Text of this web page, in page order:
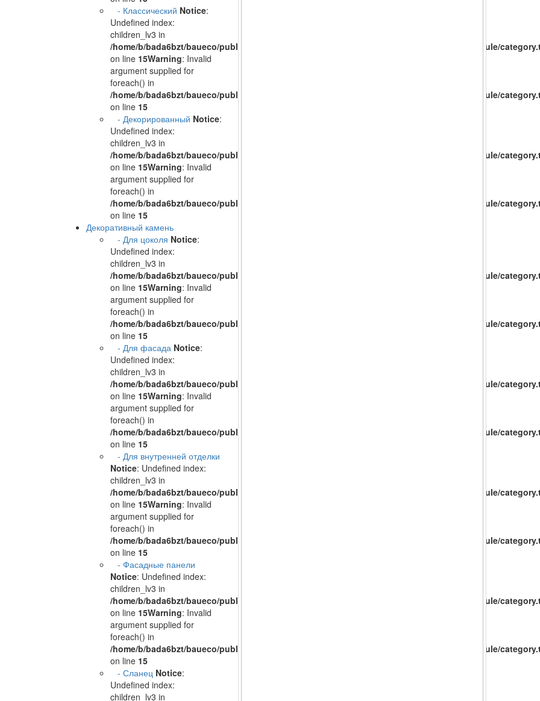
- Классический Notice:
Undefined index:
children_lv3 in
/home/b/bada6bzt/baueco/public_html/catalog/view/theme/baueco/template/extension/module/
on line 15Warning: Invalid
argument supplied for
foreach() in
/home/b/bada6bzt/baueco/public_html/catalog/view/theme/baueco/template/extension/module/
on line 15
- Декорированный Notice:
Undefined index:
children_lv3 in
/home/b/bada6bzt/baueco/public_html/catalog/view/theme/baueco/template/extension/module/
on line 15Warning: Invalid
argument supplied for
foreach() in
/home/b/bada6bzt/baueco/public_html/catalog/view/theme/baueco/template/extension/module/
on line 15
Декоративный камень
- Для цоколя Notice:
Undefined index:
children_lv3 in
/home/b/bada6bzt/baueco/public_html/catalog/view/theme/baueco/template/extension/module/
on line 15Warning: Invalid
argument supplied for
foreach() in
/home/b/bada6bzt/baueco/public_html/catalog/view/theme/baueco/template/extension/module/
on line 15
- Для фасада Notice:
Undefined index:
children_lv3 in
/home/b/bada6bzt/baueco/public_html/catalog/view/theme/baueco/template/extension/module/
on line 15Warning: Invalid
argument supplied for
foreach() in
/home/b/bada6bzt/baueco/public_html/catalog/view/theme/baueco/template/extension/module/
on line 15
- Для внутренней отделки
Notice: Undefined index:
children_lv3 in
/home/b/bada6bzt/baueco/public_html/catalog/view/theme/baueco/template/extension/module/
on line 15Warning: Invalid
argument supplied for
foreach() in
/home/b/bada6bzt/baueco/public_html/catalog/view/theme/baueco/template/extension/module/
on line 15
- Фасадные панели
Notice: Undefined index:
children_lv3 in
/home/b/bada6bzt/baueco/public_html/catalog/view/theme/baueco/template/extension/module/
on line 15Warning: Invalid
argument supplied for
foreach() in
/home/b/bada6bzt/baueco/public_html/catalog/view/theme/baueco/template/extension/module/
on line 15
- Сланец Notice:
Undefined index:
children_lv3 in